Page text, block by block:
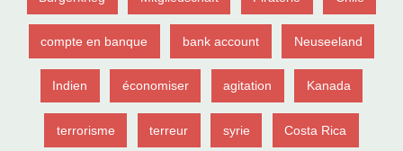
compte en banque bank account Neuseeland
Indien économiser agitation Kanada
terrorisme terreur syrie Costa Rica